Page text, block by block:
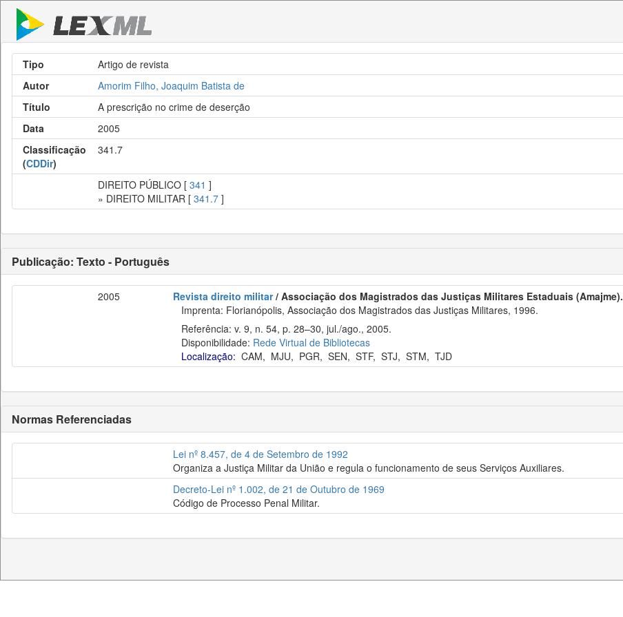
Tipo
Artigo de revista
Autor
Amorim Filho, Joaquim Batista de
Título
A prescrição no crime de deserção
Data
2005
Classificação
(CDDir)
341.7
DIREITO PÚBLICO [ 341 ]
» DIREITO MILITAR [ 341.7 ]
Publicação: Texto - Português
2005 Revista direito militar/ Associação dos Magistrados das Justiças Militares Estaduais (Amajme).
Imprenta: Florianópolis, Associação dos Magistrados das Justiças Militares, 1996.
Referência: v. 9, n. 54, p. 28–30, jul./ago., 2005.
Disponibilidade: Rede Virtual de Bibliotecas
Localização: CAM, MJU, PGR, SEN, STF, STJ, STM, TJD
Normas Referenciadas
Lei nº 8.457, de 4 de Setembro de 1992
Organiza a Justiça Militar da União e regula o funcionamento de seus Serviços Auxiliares.
Decreto-Lei nº 1.002, de 21 de Outubro de 1969
Código de Processo Penal Militar.